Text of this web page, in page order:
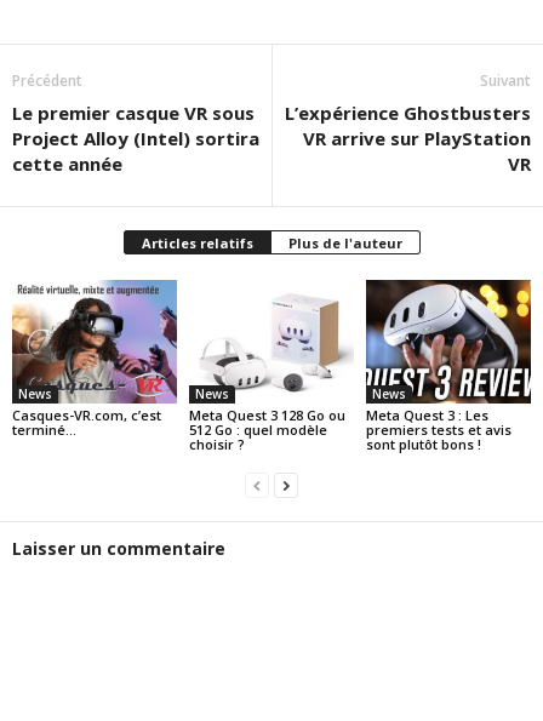
Précédent
Le premier casque VR sous
Project Alloy (Intel) sortira
cette année
Suivant
L’expérience Ghostbusters
VR arrive sur PlayStation
VR
Articles relatifs Plus de l'auteur
News
Casques-VR.com, c’est
terminé…
News
Meta Quest 3 128 Go ou
512 Go : quel modèle
choisir ?
News
Meta Quest 3 : Les
premiers tests et avis
sont plutôt bons !
Laisser un commentaire